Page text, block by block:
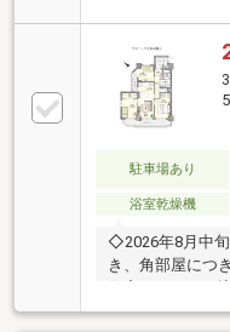
で洗濯物のスペ
◆『2026年8月
トイレ■内装：
え、室内クリ
があれば物件引
シューズボック
駐車場あり
浴室乾燥機
◇2026年8月中
き、角部屋につ
住宅ローンに組
質問・お問合せ